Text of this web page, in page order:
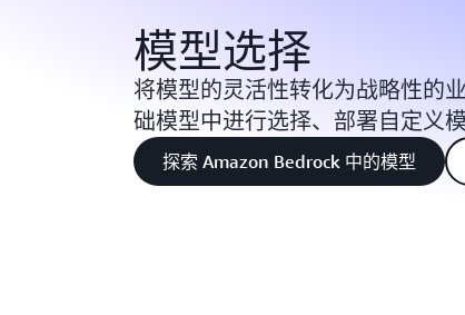
模型选择
将模型的灵活性转化为战略性的
础模型中进行选择、部署自定义
探索 Amazon Bedrock 中的模型